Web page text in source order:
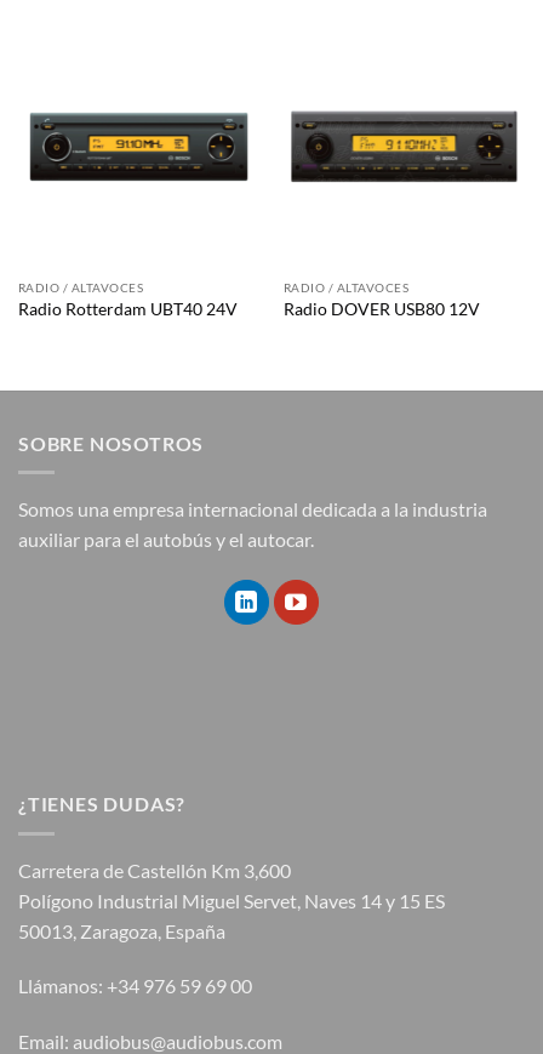
RADIO / ALTAVOCES
Radio Rotterdam UBT40 24V
RADIO / ALTAVOCES
Radio DOVER USB80 12V
SOBRE NOSOTROS
Somos una empresa internacional dedicada a la industria
auxiliar para el autobús y el autocar.
¿TIENES DUDAS?
Carretera de Castellón Km 3,600
Polígono Industrial Miguel Servet, Naves 14 y 15 ES
50013, Zaragoza, España
Llámanos: +34 976 59 69 00
Email: audiobus@audiobus.com